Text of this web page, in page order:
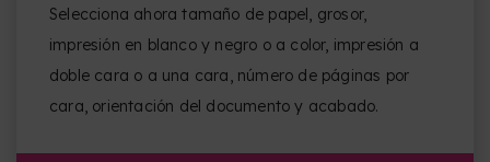
Selecciona ahora tamaño de papel, grosor,
impresión en blanco y negro o a color, impresión a
doble cara o a una cara, número de páginas por
cara, orientación del documento y acabado.